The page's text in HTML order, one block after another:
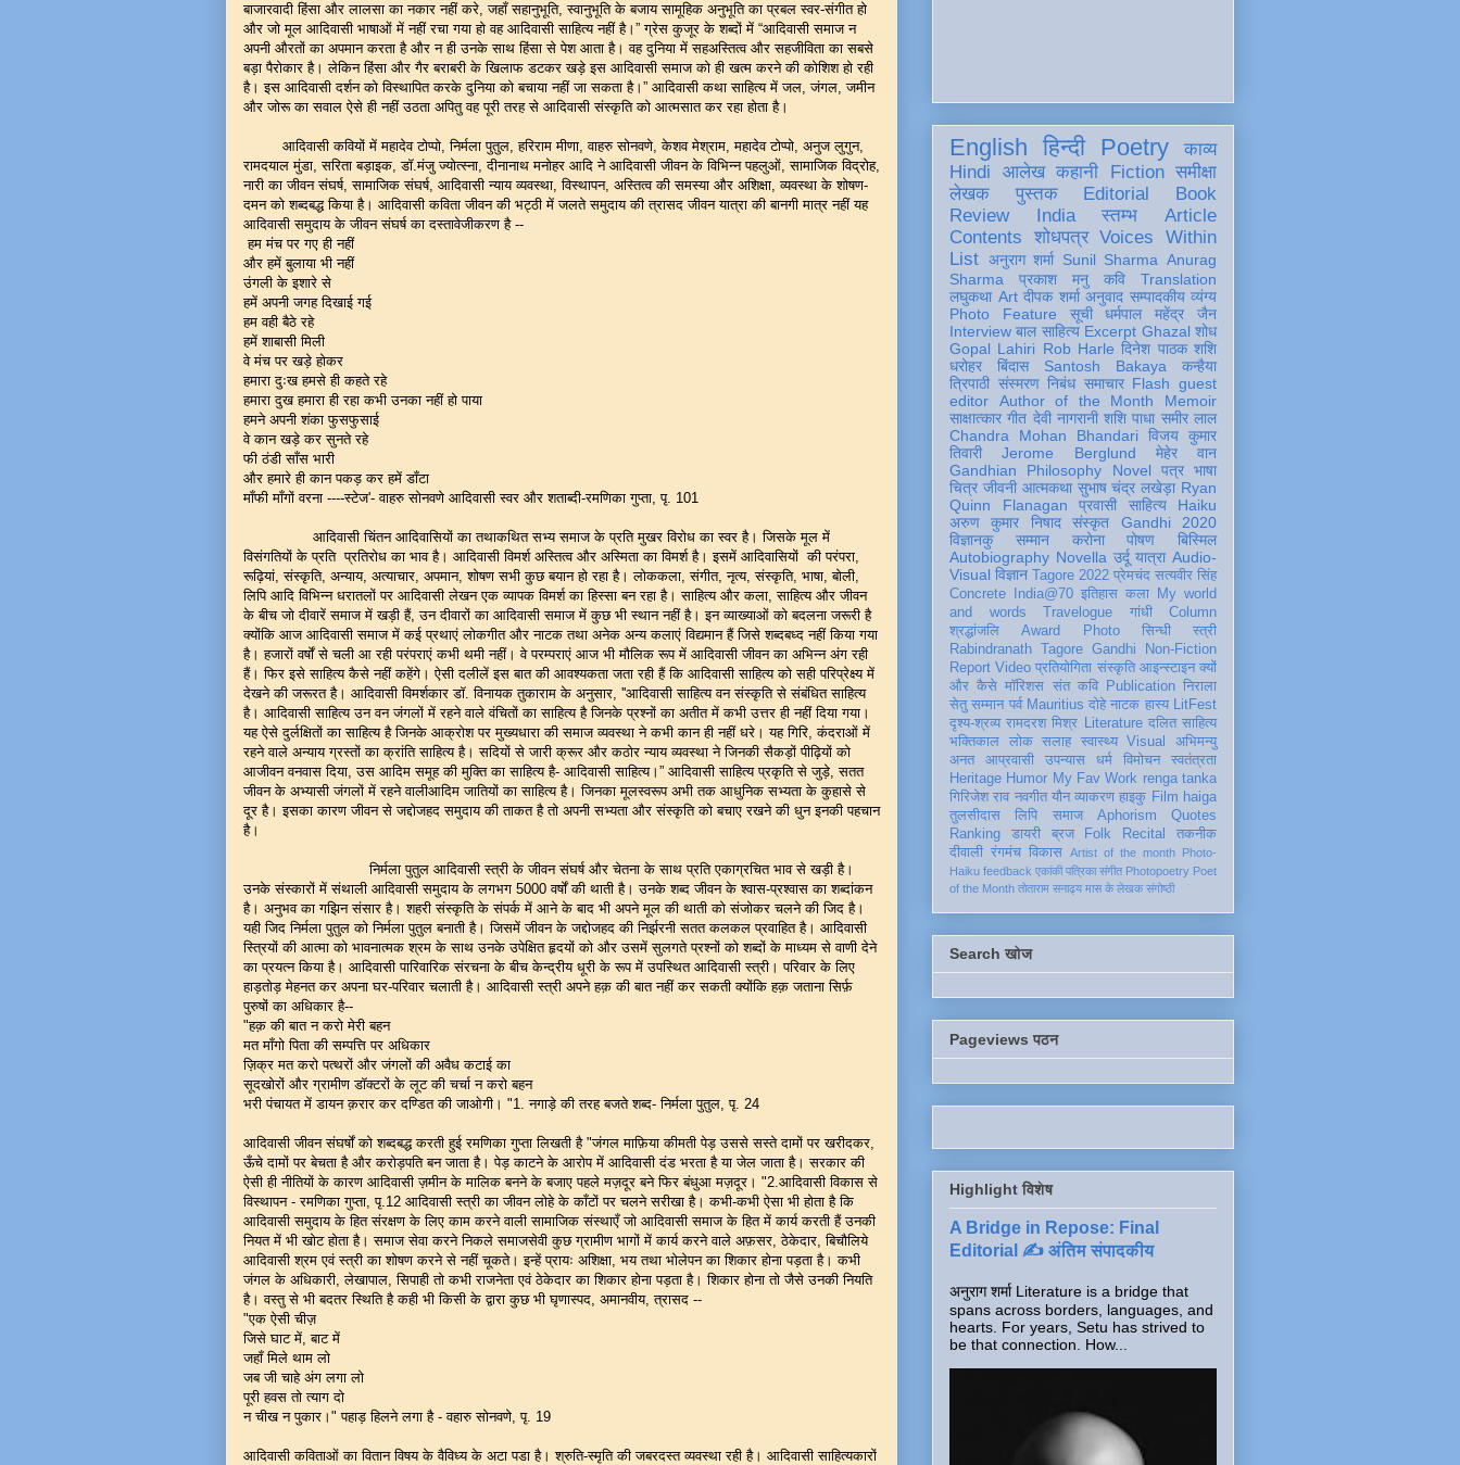
बाजारवादी हिंसा और लालसा का नकार नहीं करे, जहाँ सहानुभूति, स्वानुभूति के बजाय सामूहिक अनुभूति का प्रबल स्वर-संगीत हो
और जो मूल आदिवासी भाषाओं में नहीं रचा गया हो वह आदिवासी साहित्य नहीं है।” ग्रेस कुजूर के शब्दों में “आदिवासी समाज न
अपनी औरतों का अपमान करता है और न ही उनके साथ हिंसा से पेश आता है। वह दुनिया में सहअस्तित्व और सहजीविता का सबसे
बड़ा पैरोकार है। लेकिन हिंसा और गैर बराबरी के खिलाफ डटकर खड़े इस आदिवासी समाज को ही खत्म करने की कोशिश हो रही
है। इस आदिवासी दर्शन को विस्थापित करके दुनिया को बचाया नहीं जा सकता है।” आदिवासी कथा साहित्य में जल, जंगल, जमीन
और जोरू का सवाल ऐसे ही नहीं उठता अपितु वह पूरी तरह से आदिवासी संस्कृति को आत्मसात कर रहा होता है।
आदिवासी कवियों में महादेव टोप्पो, निर्मला पुतुल, हरिराम मीणा, वाहरु सोनवणे, केशव मेश्राम, महादेव टोप्पो, अनुज लुगुन,
रामदयाल मुंडा, सरिता बड़ाइक, डॉ.मंजु ज्योत्स्ना, दीनानाथ मनोहर आदि ने आदिवासी जीवन के विभिन्न पहलुओं, सामाजिक विद्रोह,
नारी का जीवन संघर्ष, सामाजिक संघर्ष, आदिवासी न्याय व्यवस्था, विस्थापन, अस्तित्व की समस्या और अशिक्षा, व्यवस्था के शोषण-
दमन को शब्दबद्ध किया है। आदिवासी कविता जीवन की भट्ठी में जलते समुदाय की त्रासद जीवन यात्रा की बानगी मात्र नहीं यह
आदिवासी समुदाय के जीवन संघर्ष का दस्तावेजीकरण है --
हम मंच पर गए ही नहीं
और हमें बुलाया भी नहीं
उंगली के इशारे से
हमें अपनी जगह दिखाई गई
हम वही बैठे रहे
हमें शाबासी मिली
वे मंच पर खड़े होकर
हमारा दुःख हमसे ही कहते रहे
हमारा दुख हमारा ही रहा कभी उनका नहीं हो पाया
हमने अपनी शंका फुसफुसाई
वे कान खड़े कर सुनते रहे
फी ठंडी साँस भारी
और हमारे ही कान पकड़ कर हमें डाँटा
माँफी माँगों वरना ----स्टेज'- वाहरु सोनवणे आदिवासी स्वर और शताब्दी-रमणिका गुप्ता, पृ. 101
आदिवासी चिंतन आदिवासियों का तथाकथित सभ्य समाज के प्रति मुखर विरोध का स्वर है। जिसके मूल में
विसंगतियों के प्रति प्रतिरोध का भाव है। आदिवासी विमर्श अस्तित्व और अस्मिता का विमर्श है। इसमें आदिवासियों की परंपरा,
रूढ़ियां, संस्कृति, अन्याय, अत्याचार, अपमान, शोषण सभी कुछ बयान हो रहा है। लोककला, संगीत, नृत्य, संस्कृति, भाषा, बोली,
लिपि आदि विभिन्न धरातलों पर आदिवासी लेखन एक व्यापक विमर्श का हिस्सा बन रहा है। साहित्य और कला, साहित्य और जीवन
के बीच जो दीवारें समाज में खड़ी हैं, उन दीवारों का आदिवासी समाज में कुछ भी स्थान नहीं है। इन व्याख्याओं को बदलना जरूरी है
क्योंकि आज आदिवासी समाज में कई प्रथाएं लोकगीत और नाटक तथा अनेक अन्य कलाएं विद्यमान हैं जिसे शब्दबध्द नहीं किया गया
है। हजारों वर्षों से चली आ रही परंपराएं कभी थमी नहीं। वे परम्पराएं आज भी मौलिक रूप में आदिवासी जीवन का अभिन्न अंग रही
हैं। फिर इसे साहित्य कैसे नहीं कहेंगे। ऐसी दलीलें इस बात की आवश्यकता जता रही हैं कि आदिवासी साहित्य को सही परिप्रेक्ष्य में
देखने की जरूरत है। आदिवासी विमर्शकार डॉ. विनायक तुकाराम के अनुसार, ''आदिवासी साहित्य वन संस्कृति से संबंधित साहित्य
है। आदिवासी साहित्य उन वन जंगलों में रहने वाले वंचितों का साहित्य है जिनके प्रश्नों का अतीत में कभी उत्तर ही नहीं दिया गया।
यह ऐसे दुर्लक्षितों का साहित्य है जिनके आक्रोश पर मुख्यधारा की समाज व्यवस्था ने कभी कान ही नहीं धरे। यह गिरि, कंदराओं में
रहने वाले अन्याय ग्रस्तों का क्रांति साहित्य है। सदियों से जारी क्रूर और कठोर न्याय व्यवस्था ने जिनकी सैकड़ों पीढ़ियों को
आजीवन वनवास दिया, उस आदिम समूह की मुक्ति का साहित्य है- आदिवासी साहित्य।” आदिवासी साहित्य प्रकृति से जुड़े, सतत
जीवन के अभ्यासी जंगलों में रहने वालीआदिम जातियों का साहित्य है। जिनका मूलस्वरूप अभी तक आधुनिक सभ्यता के कुहासे से
दूर है। इसका कारण जीवन से जद्दोजहद समुदाय की ताकत है तो अपनी सभ्यता और संस्कृति को बचाए रखने की धुन इनकी पहचान
है।
निर्मला पुतुल आदिवासी स्त्री के जीवन संघर्ष और चेतना के साथ प्रति एकाग्रचित भाव से खड़ी है।
उनके संस्कारों में संथाली आदिवासी समुदाय के लगभग 5000 वर्षों की थाती है। उनके शब्द जीवन के श्वास-प्रश्वास का शब्दांकन
है। अनुभव का गझिन संसार है। शहरी संस्कृति के संपर्क में आने के बाद भी अपने मूल की थाती को संजोकर चलने की जिद है।
यही जिद निर्मला पुतुल को निर्मला पुतुल बनाती है। जिसमें जीवन के जद्दोजहद की निर्झरनी सतत कलकल प्रवाहित है। आदिवासी
स्त्रियों की आत्मा को भावनात्मक श्रम के साथ उनके उपेक्षित हृदयों को और उसमें सुलगते प्रश्नों को शब्दों के माध्यम से वाणी देने
का प्रयत्न किया है। आदिवासी पारिवारिक संरचना के बीच केन्द्रीय धूरी के रूप में उपस्थित आदिवासी स्त्री। परिवार के लिए
हाड़तोड़ मेहनत कर अपना घर-परिवार चलाती है। आदिवासी स्त्री अपने हक़ की बात नहीं कर सकती क्योंकि हक़ जताना सिर्फ़
पुरुषों का अधिकार है--
"हक़ की बात न करो मेरी बहन
मत माँगो पिता की सम्पत्ति पर अधिकार
ज़िक्र मत करो पत्थरों और जंगलों की अवैध कटाई का
सूदखोरों और ग्रामीण डॉक्टरों के लूट की चर्चा न करो बहन
भरी पंचायत में डायन क़रार कर दण्डित की जाओगी। "1. नगाड़े की तरह बजते शब्द- निर्मला पुतुल, पृ. 24
आदिवासी जीवन संघर्षों को शब्दबद्ध करती हुई रमणिका गुप्ता लिखती है "जंगल माफ़िया कीमती पेड़ उससे सस्ते दामों पर खरीदकर,
ऊँचे दामों पर बेचता है और करोड़पति बन जाता है। पेड़ काटने के आरोप में आदिवासी दंड भरता है या जेल जाता है। सरकार की
ऐसी ही नीतियों के कारण आदिवासी ज़मीन के मालिक बनने के बजाए पहले मज़दूर बने फिर बंधुआ मज़दूर। "2.आदिवासी विकास से
विस्थापन - रमणिका गुप्ता, पृ.12 आदिवासी स्त्री का जीवन लोहे के काँटों पर चलने सरीखा है। कभी-कभी ऐसा भी होता है कि
आदिवासी समुदाय के हित संरक्षण के लिए काम करने वाली सामाजिक संस्थाएँ जो आदिवासी समाज के हित में कार्य करती हैं उनकी
नियत में भी खोट होता है। समाज सेवा करने निकले समाजसेवी कुछ ग्रामीण भागों में कार्य करने वाले अफ़सर, ठेकेदार, बिचौलिये
आदिवासी श्रम एवं स्त्री का शोषण करने से नहीं चूकते। इन्हें प्रायः अशिक्षा, भय तथा भोलेपन का शिकार होना पड़ता है। कभी
जंगल के अधिकारी, लेखापाल, सिपाही तो कभी राजनेता एवं ठेकेदार का शिकार होना पड़ता है। शिकार होना तो जैसे उनकी नियति
है। वस्तु से भी बदतर स्थिति है कही भी किसी के द्वारा कुछ भी घृणास्पद, अमानवीय, त्रासद --
"एक ऐसी चीज़
जिसे घाट में, बाट में
जहाँ मिले थाम लो
जब जी चाहे अंग लगा लो
पूरी हवस तो त्याग दो
न चीख न पुकार।" पहाड़ हिलने लगा है - वहारु सोनवणे, पृ. 19
आदिवासी कविताओं का वितान विषय के वैविध्य के अटा पडा है। श्रुति-स्मृति की जबरदस्त व्यवस्था रही है। आदिवासी साहित्यकारों
English हिन्दी Poetry
काव्य
Hindi
आलेख कहानी Fiction समीक्षा
लेखक
पुस्तक Editorial
Book
Review
India स्तम्भ
Article
Contents
शोधपत्र Voices Within
List अनुराग शर्मा Sunil Sharma Anurag
Sharma
प्रकाश मनु कवि
Translation
लघुकथा Art दीपक शर्मा अनुवाद सम्पादकीय व्यंग्य
Photo Feature
सूची
धर्मपाल महेंद्र जैन
Interview बाल साहित्य Excerpt Ghazal शोध
Gopal Lahiri Rob Harle दिनेश पाठक शशि
धरोहर
बिंदास Santosh Bakaya
कन्हैया
त्रिपाठी संस्मरण निबंध समाचार Flash guest
editor
Author of the Month
Memoir
साक्षात्कार गीत देवी नागरानी शशि पाधा समीर लाल
Chandra Mohan Bhandari विजय कुमार
तिवारी
Jerome Berglund
मेहेर वान
Gandhian Philosophy
Novel पत्र भाषा
चित्र जीवनी आत्मकथा सुभाष चंद्र लखेड़ा Ryan
Quinn Flanagan
प्रवासी साहित्य
Haiku
अरुण कुमार निषाद
संस्कृत
Gandhi 2020
विज्ञानकु
सम्मान करोना पोषण
बिस्मिल
Autobiography Novella उर्दू यात्रा Audio-
Visual विज्ञान Tagore 2022 प्रेमचंद सत्यवीर सिंह
Concrete
India@70 इतिहास कला
My world
and words
Travelogue गांधी
Column
श्रद्धांजलि
Award Photo सिन्धी
स्त्री
Rabindranath Tagore Gandhi
Non-Fiction
Report Video प्रतियोगिता संस्कृति आइन्स्टाइन क्यों
और कैसे मॉरिशस संत कवि Publication निराला
सेतु सम्मान पर्व Mauritius दोहे नाटक हास्य LitFest
दृश्य-श्रव्य रामदरश मिश्र Literature दलित साहित्य
भक्तिकाल
लोक सलाह स्वास्थ्य Visual
अभिमन्यु
अनत
आप्रवासी उपन्यास धर्म विमोचन
स्वतंत्रता
Heritage Humor My Fav Work renga tanka
गिरिजेश राव नवगीत यौन व्याकरण हाइकु Film haiga
तुलसीदास
लिपि समाज Aphorism
Quotes
Ranking
डायरी ब्रज Folk Recital
तकनीक
दीवाली रंगमंच विकास Artist of the month Photo-
Haiku feedback एकांकी पत्रिका संगीत Photopoetry Poet
of the Month तोताराम सनाढ्य मास के लेखक संगोष्ठी
Search खोज
Pageviews पठन
Highlight विशेष
A Bridge in Repose: Final
Editorial ✍️ अंतिम संपादकीय
अनुराग शर्मा Literature is a bridge that
spans across borders, languages, and
hearts. For years, Setu has strived to
be that connection. How...